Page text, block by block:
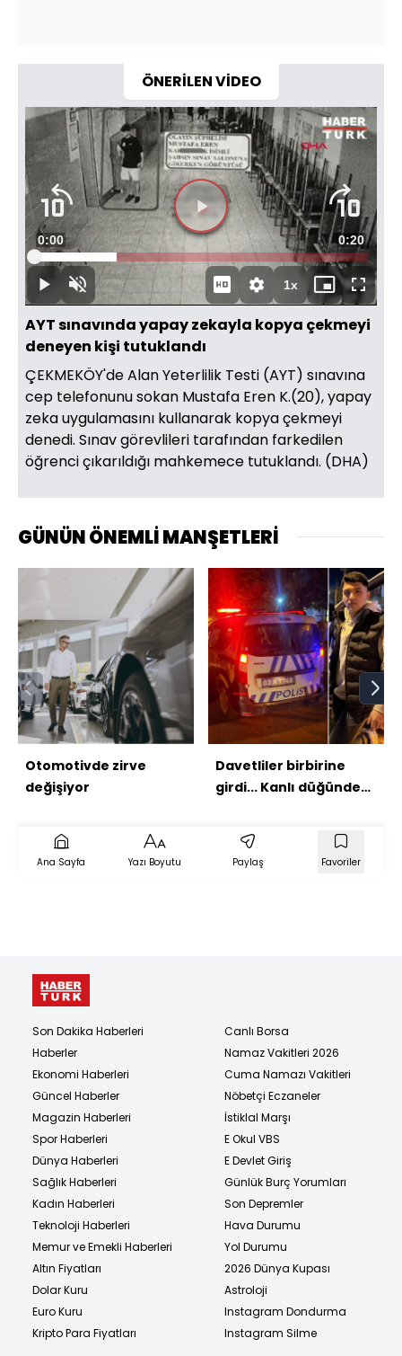
ÖNERİLEN VİDEO
Videoyu
Oynat
OynatSesi
Aç
Süre
0:00 Toplam
Süre
0:20
Yüklendi:
24.67%
1xOynatma
Hızı
Mini
oynatıcı
Tam
Ekran
AYT sınavında yapay zekayla kopya çekmeyi
deneyen kişi tutuklandı
ÇEKMEKÖY'de Alan Yeterlilik Testi (AYT) sınavına
cep telefonunu sokan Mustafa Eren K.(20), yapay
zeka uygulamasını kullanarak kopya çekmeyi
denedi. Sınav görevlileri tarafından farkedilen
öğrenci çıkarıldığı mahkemece tutuklandı. (DHA)
GÜNÜN ÖNEMLİ MANŞETLERİ
Otomotivde zirve
değişiyor
Davetliler birbirine
girdi... Kanlı düğünde
Ana Sayfa Yazı Boyutu Paylaş Favoriler
Son Dakika Haberleri
Haberler
Ekonomi Haberleri
Güncel Haberler
Magazin Haberleri
Spor Haberleri
Dünya Haberleri
Sağlık Haberleri
Kadın Haberleri
Teknoloji Haberleri
Memur ve Emekli Haberleri
Altın Fiyatları
Dolar Kuru
Euro Kuru
Kripto Para Fiyatları
Canlı Borsa
Namaz Vakitleri 2026
Cuma Namazı Vakitleri
Nöbetçi Eczaneler
İstiklal Marşı
E Okul VBS
E Devlet Giriş
Günlük Burç Yorumları
Son Depremler
Hava Durumu
Yol Durumu
2026 Dünya Kupası
Astroloji
Instagram Dondurma
Instagram Silme